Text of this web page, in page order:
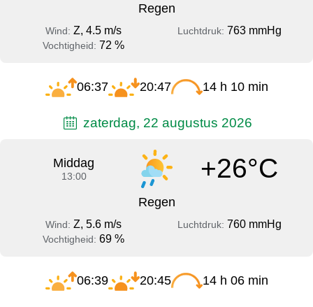
Regen
Wind: Z, 4.5 m/s Luchtdruk: 763 mmHg
Vochtigheid: 72 %
06:37 20:47 14 h 10 min
zaterdag, 22 augustus 2026
Middag
13:00 +26°C
Regen
Wind: Z, 5.6 m/s Luchtdruk: 760 mmHg
Vochtigheid: 69 %
06:39 20:45 14 h 06 min